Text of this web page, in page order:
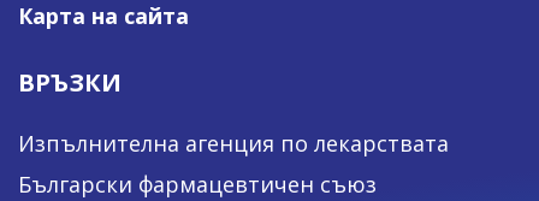
Карта на сайта
ВРЪЗКИ
Изпълнителна агенция по лекарствата
Български фармацевтичен съюз